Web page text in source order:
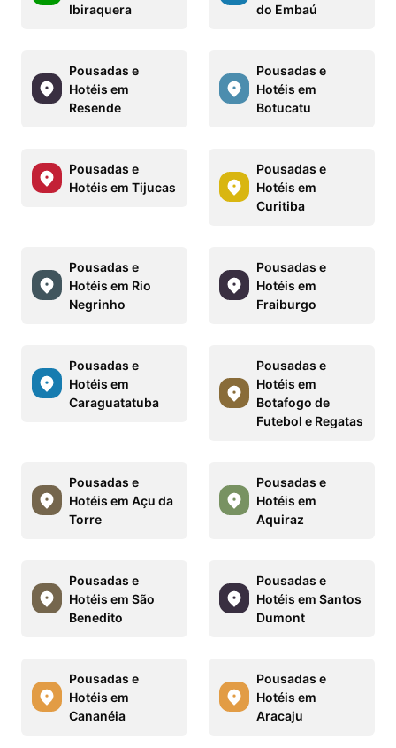
Ibiraquera
do Embaú
Pousadas e
Hotéis em
Resende
Pousadas e
Hotéis em
Botucatu
Pousadas e
Hotéis em Tijucas
Pousadas e
Hotéis em
Curitiba
Pousadas e
Hotéis em Rio
Negrinho
Pousadas e
Hotéis em
Fraiburgo
Pousadas e
Hotéis em
Caraguatatuba
Pousadas e
Hotéis em
Botafogo de
Futebol e Regatas
Pousadas e
Hotéis em Açu da
Torre
Pousadas e
Hotéis em
Aquiraz
Pousadas e
Hotéis em São
Benedito
Pousadas e
Hotéis em Santos
Dumont
Pousadas e
Hotéis em
Cananéia
Pousadas e
Hotéis em
Aracaju